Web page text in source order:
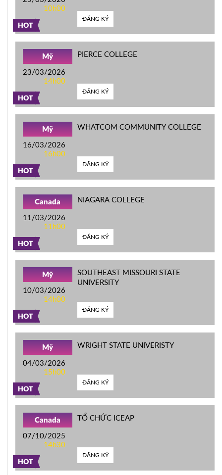
HOT
10h00
ĐĂNG KÝ
HOT
Mỹ
23/03/2026
14h00
PIERCE COLLEGE
ĐĂNG KÝ
HOT
Mỹ
16/03/2026
16h00
WHATCOM COMMUNITY COLLEGE
ĐĂNG KÝ
HOT
Canada
11/03/2026
11h00
NIAGARA COLLEGE
ĐĂNG KÝ
HOT
Mỹ
10/03/2026
14h00
SOUTHEAST MISSOURI STATE
UNIVERSITY
ĐĂNG KÝ
HOT
Mỹ
04/03/2026
15h00
WRIGHT STATE UNIVERISTY
ĐĂNG KÝ
HOT
Canada
07/10/2025
14h30
TỔ CHỨC ICEAP
ĐĂNG KÝ